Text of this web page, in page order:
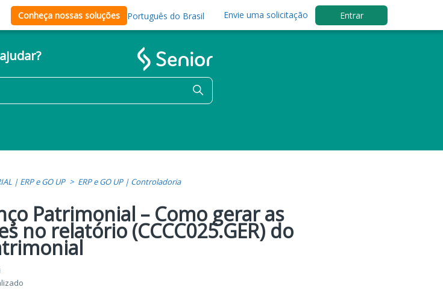
Conheça nossas soluções Português do Brasil Envie uma solicitação Entrar
| ERP e GO UP ERP e GO UP | Controladoria
Patrimonial – Como gerar as
no relatório (CCCC025.GER) do